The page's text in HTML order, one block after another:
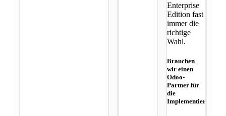
Enterprise
Edition fast
immer die
richtige
Wahl.
Brauchen
wir einen
Odoo-
Partner für
die
Implementierung?